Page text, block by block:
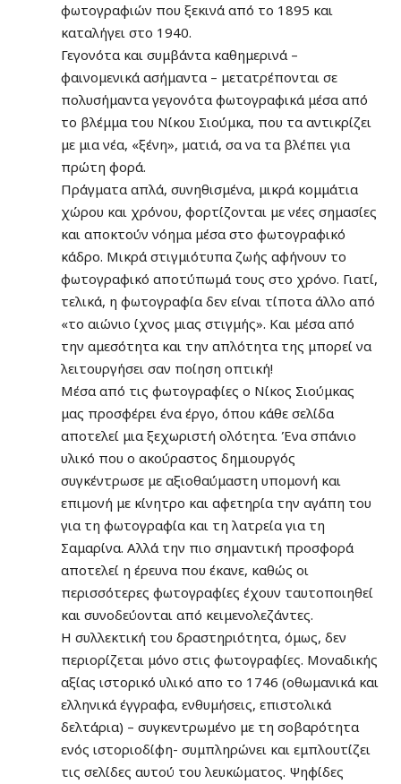
φωτογραφιών που ξεκινά από το 1895 και
καταλήγει στο 1940.
Γεγονότα και συμβάντα καθημερινά –
φαινομενικά ασήμαντα – μετατρέπονται σε
πολυσήμαντα γεγονότα φωτογραφικά μέσα από
το βλέμμα του Νίκου Σιούμκα, που τα αντικρίζει
με μια νέα, «ξένη», ματιά, σα να τα βλέπει για
πρώτη φορά.
Πράγματα απλά, συνηθισμένα, μικρά κομμάτια
χώρου και χρόνου, φορτίζονται με νέες σημασίες
και αποκτούν νόημα μέσα στο φωτογραφικό
κάδρο. Μικρά στιγμιότυπα ζωής αφήνουν το
φωτογραφικό αποτύπωμά τους στο χρόνο. Γιατί,
τελικά, η φωτογραφία δεν είναι τίποτα άλλο από
«το αιώνιο ίχνος μιας στιγμής». Και μέσα από
την αμεσότητα και την απλότητα της μπορεί να
λειτουργήσει σαν ποίηση οπτική!
Μέσα από τις φωτογραφίες ο Νίκος Σιούμκας
μας προσφέρει ένα έργο, όπου κάθε σελίδα
αποτελεί μια ξεχωριστή ολότητα. Ένα σπάνιο
υλικό που ο ακούραστος δημιουργός
συγκέντρωσε με αξιοθαύμαστη υπομονή και
επιμονή με κίνητρο και αφετηρία την αγάπη του
για τη φωτογραφία και τη λατρεία για τη
Σαμαρίνα. Αλλά την πιο σημαντική προσφορά
αποτελεί η έρευνα που έκανε, καθώς οι
περισσότερες φωτογραφίες έχουν ταυτοποιηθεί
και συνοδεύονται από κειμενολεζάντες.
Η συλλεκτική του δραστηριότητα, όμως, δεν
περιορίζεται μόνο στις φωτογραφίες. Μοναδικής
αξίας ιστορικό υλικό απο το 1746 (οθωμανικά και
ελληνικά έγγραφα, ενθυμήσεις, επιστολικά
δελτάρια) – συγκεντρωμένο με τη σοβαρότητα
ενός ιστοριοδίφη- συμπληρώνει και εμπλουτίζει
τις σελίδες αυτού του λευκώματος. Ψηφίδες